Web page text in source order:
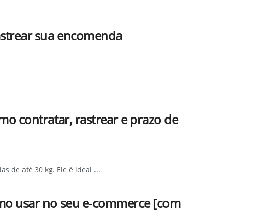
sua encomenda
contratar, rastrear e prazo de
de até 30 kg. Ele é ideal ...
usar no seu e-commerce [com